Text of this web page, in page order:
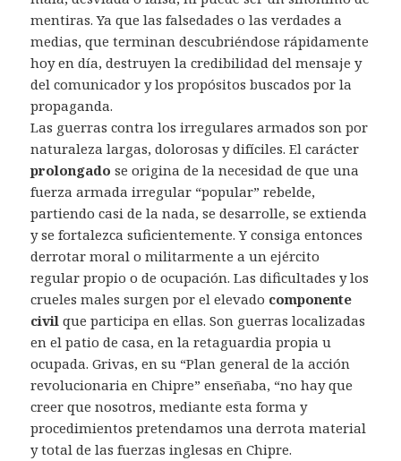
mentiras. Ya que las falsedades o las verdades a
medias, que terminan descubriéndose rápidamente
hoy en día, destruyen la credibilidad del mensaje y
del comunicador y los propósitos buscados por la
propaganda.
Las guerras contra los irregulares armados son por
naturaleza largas, dolorosas y difíciles. El carácter
prolongado se origina de la necesidad de que una
fuerza armada irregular “popular” rebelde,
partiendo casi de la nada, se desarrolle, se extienda
y se fortalezca suficientemente. Y consiga entonces
derrotar moral o militarmente a un ejército
regular propio o de ocupación. Las dificultades y los
crueles males surgen por el elevado componente
civil que participa en ellas. Son guerras localizadas
en el patio de casa, en la retaguardia propia u
ocupada. Grivas, en su “Plan general de la acción
revolucionaria en Chipre” enseñaba, “no hay que
creer que nosotros, mediante esta forma y
procedimientos pretendamos una derrota material
y total de las fuerzas inglesas en Chipre.